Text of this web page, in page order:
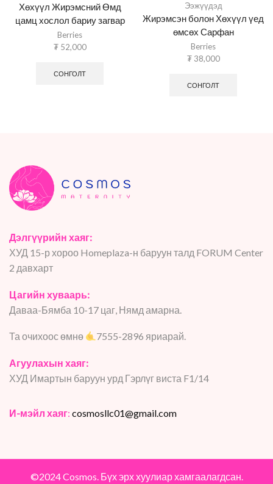
Хөхүүл Жирэмсний Өмд
цамц хослол бариу загвар
Berries
₮52,000
СОНГОЛТ
Ээжүүдэд
Жирэмсэн болон Хөхүүл үед
өмсөх Сарфан
Berries
₮38,000
СОНГОЛТ
Дэлгүүрийн хаяг:
ХУД 15-р хороо Homeplaza-н баруун талд FORUM Center
2 давхарт
Цагийн хуваарь:
Даваа-Бямба 10-17 цаг, Нямд амарна.
Та очихоос өмнө 7555-2896 яриарай.
Агуулахын хаяг:
ХУД Имартын баруун урд Гэрлүг виста F1/14
И-мэйл хаяг: cosmosllc01@gmail.com
©2024 Cosmos. Бүх эрх хуулиар хамгаалагдсан.